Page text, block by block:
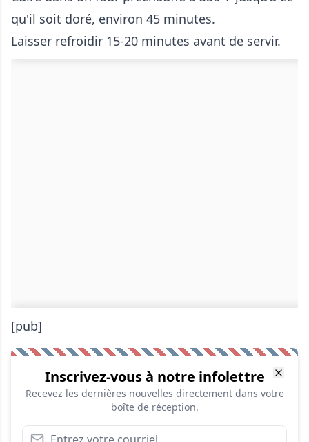
qu'il soit doré, environ 45 minutes.
Laisser refroidir 15-20 minutes avant de servir.
[pub]
Inscrivez-vous à notre infolettre
Recevez les dernières nouvelles directement dans votre
boîte de réception.